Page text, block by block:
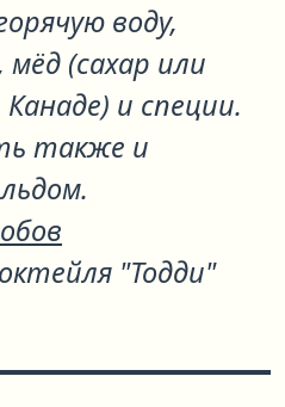
воду,
мёд (сахар или
и специи.
также и
"Тодди"